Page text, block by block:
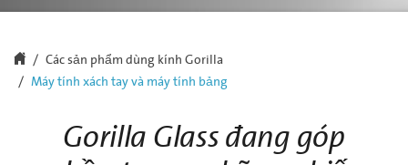
Các sản phẩm dùng kính Gorilla
Máy tính xách tay và máy tính bảng
Gorilla Glass đang góp